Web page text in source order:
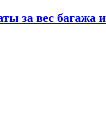
за вес багажа